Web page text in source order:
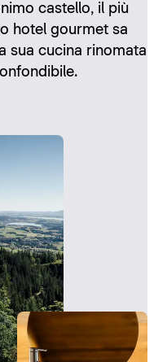
castello, il più
hotel gourmet sa
sua cucina rinomata